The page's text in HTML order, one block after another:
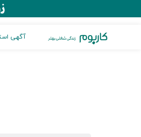
آگهی